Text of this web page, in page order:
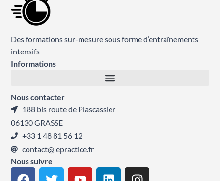
Des formations sur-mesure sous forme d’entraînements
intensifs
Informations
Nous contacter
188 bis route de Plascassier
06130 GRASSE
+33 1 48 81 56 12
contact@lepractice.fr
Nous suivre
F
T
Y
L
I